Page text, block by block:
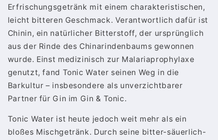
Erfrischungsgetränk mit einem charakteristischen,
leicht bitteren Geschmack. Verantwortlich dafür ist
Chinin, ein natürlicher Bitterstoff, der ursprünglich
aus der Rinde des Chinarindenbaums gewonnen
wurde. Einst medizinisch zur Malariaprophylaxe
genutzt, fand Tonic Water seinen Weg in die
Barkultur – insbesondere als unverzichtbarer
Partner für Gin im Gin & Tonic.
Tonic Water ist heute jedoch weit mehr als ein
bloßes Mischgetränk. Durch seine bitter-säuerlich-